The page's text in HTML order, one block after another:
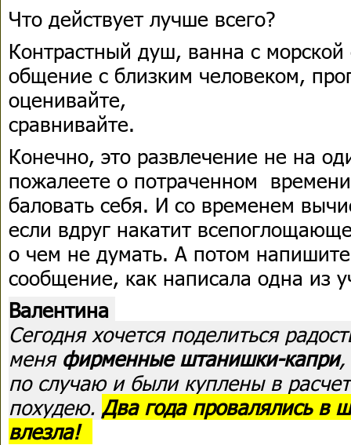
Что действует лучше всего?
Контрастный душ, ванна с
общение с близким человеком,
оценивайте,
сравнивайте.
Конечно, это развлечение не на
пожалеете о потраченном
баловать себя. И со временем
если вдруг накатит
о чем не думать. А потом
сообщение, как написала одна из
Валентина
Сегодня хочется поделиться
меня фирменные штанишки-капри,
по случаю и были куплены в
похудею. Два года провалялись в
влезла!